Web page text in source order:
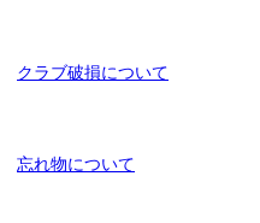
クラブ破損について
忘れ物について